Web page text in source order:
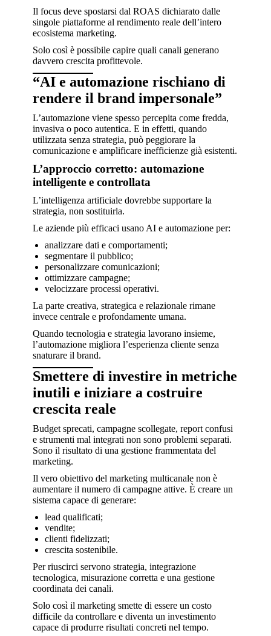
Il focus deve spostarsi dal ROAS dichiarato dalle
singole piattaforme al rendimento reale dell’intero
ecosistema marketing.
Solo così è possibile capire quali canali generano
davvero crescita profittevole.
“AI e automazione rischiano di
rendere il brand impersonale”
L’automazione viene spesso percepita come fredda,
invasiva o poco autentica. E in effetti, quando
utilizzata senza strategia, può peggiorare la
comunicazione e amplificare inefficienze già esistenti.
L’approccio corretto: automazione
intelligente e controllata
L’intelligenza artificiale dovrebbe supportare la
strategia, non sostituirla.
Le aziende più efficaci usano AI e automazione per:
analizzare dati e comportamenti;
segmentare il pubblico;
personalizzare comunicazioni;
ottimizzare campagne;
velocizzare processi operativi.
La parte creativa, strategica e relazionale rimane
invece centrale e profondamente umana.
Quando tecnologia e strategia lavorano insieme,
l’automazione migliora l’esperienza cliente senza
snaturare il brand.
Smettere di investire in metriche
inutili e iniziare a costruire
crescita reale
Budget sprecati, campagne scollegate, report confusi
e strumenti mal integrati non sono problemi separati.
Sono il risultato di una gestione frammentata del
marketing.
Il vero obiettivo del marketing multicanale non è
aumentare il numero di campagne attive. È creare un
sistema capace di generare:
lead qualificati;
vendite;
clienti fidelizzati;
crescita sostenibile.
Per riuscirci servono strategia, integrazione
tecnologica, misurazione corretta e una gestione
coordinata dei canali.
Solo così il marketing smette di essere un costo
difficile da controllare e diventa un investimento
capace di produrre risultati concreti nel tempo.